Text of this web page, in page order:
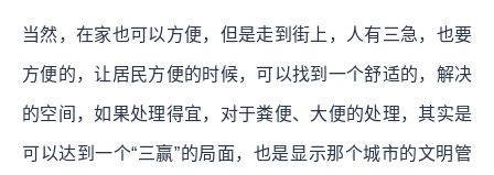
当然，在家也可以方便，但是走到街上，人有三急，也要
方便的，让居民方便的时候，可以找到一个舒适的，解决
的空间，如果处理得宜，对于粪便、大便的处理，其实是
可以达到一个“三赢”的局面，也是显示那个城市的文明管